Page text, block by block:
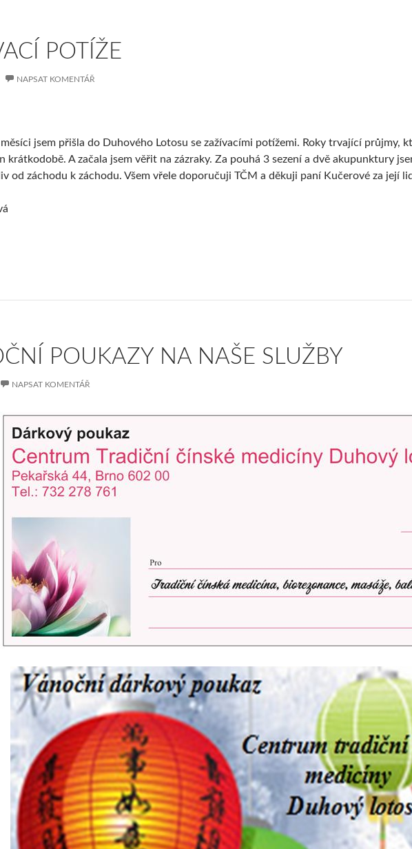
POTÍŽE
NAPSAT KOMENTÁŘ
měsíci jsem přišla do Duhového Lotosu se zažívacími potížemi. Roky trvající průjmy,
krátkodobě. A začala jsem věřit na zázraky. Za pouhá 3 sezení a dvě akupunktury
od záchodu k záchodu. Všem vřele doporučuji TČM a děkuji paní Kučerové za její
POUKAZY NA NAŠE SLUŽBY
NAPSAT KOMENTÁŘ